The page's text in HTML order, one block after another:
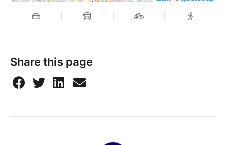
Share this page